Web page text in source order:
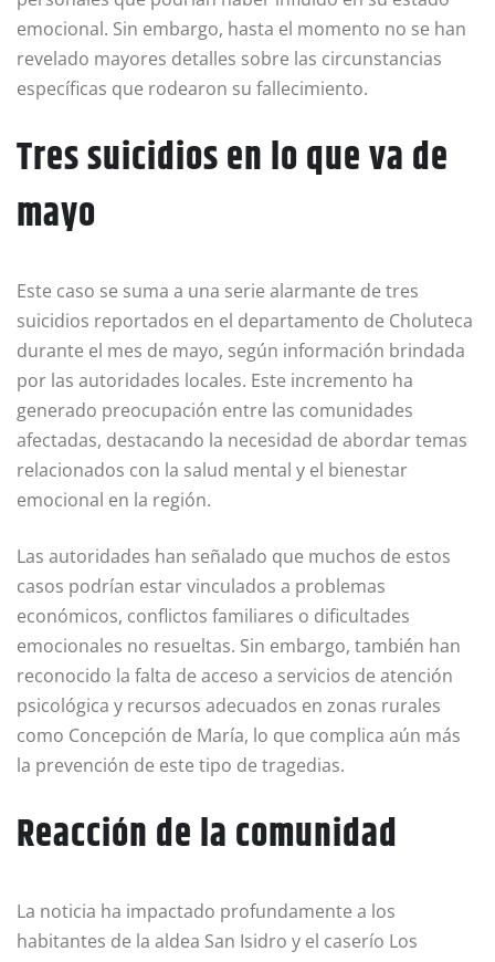
emocional. Sin embargo, hasta el momento no se han
revelado mayores detalles sobre las circunstancias
específicas que rodearon su fallecimiento.
Tres suicidios en lo que va de
mayo
Este caso se suma a una serie alarmante de tres
suicidios reportados en el departamento de Choluteca
durante el mes de mayo, según información brindada
por las autoridades locales. Este incremento ha
generado preocupación entre las comunidades
afectadas, destacando la necesidad de abordar temas
relacionados con la salud mental y el bienestar
emocional en la región.
Las autoridades han señalado que muchos de estos
casos podrían estar vinculados a problemas
económicos, conflictos familiares o dificultades
emocionales no resueltas. Sin embargo, también han
reconocido la falta de acceso a servicios de atención
psicológica y recursos adecuados en zonas rurales
como Concepción de María, lo que complica aún más
la prevención de este tipo de tragedias.
Reacción de la comunidad
La noticia ha impactado profundamente a los
habitantes de la aldea San Isidro y el caserío Los